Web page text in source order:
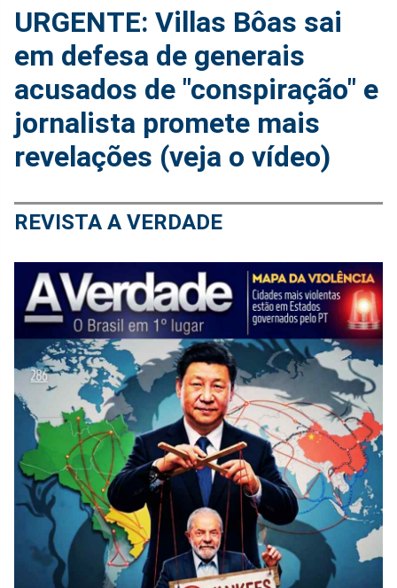
URGENTE: Villas Bôas sai
em defesa de generais
acusados de "conspiração" e
jornalista promete mais
revelações (veja o vídeo)
REVISTA A VERDADE